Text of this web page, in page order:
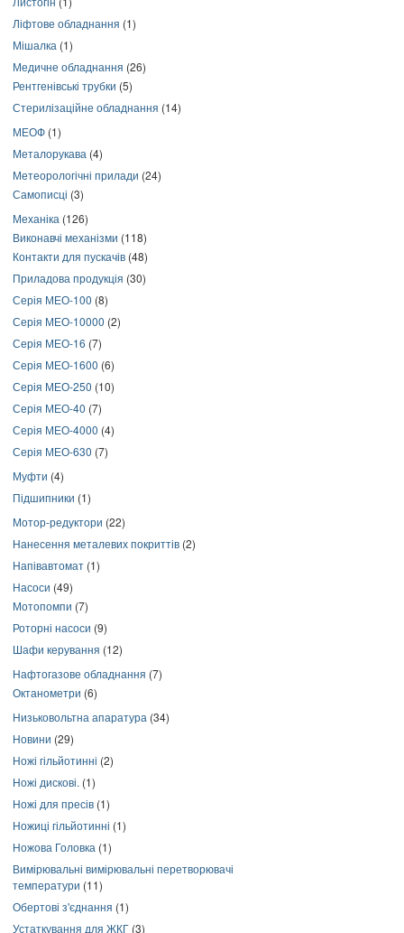
Ліфтове обладнання (1)
Мішалка (1)
Медичне обладнання (26)
Рентгенівські трубки (5)
Стерилізаційне обладнання (14)
МЕОФ (1)
Металорукава (4)
Метеорологічні прилади (24)
Самописці (3)
Механіка (126)
Виконавчі механізми (118)
Контакти для пускачів (48)
Приладова продукція (30)
Серія МЕО-100 (8)
Серія МЕО-10000 (2)
Серія МЕО-16 (7)
Серія МЕО-1600 (6)
Серія МЕО-250 (10)
Серія МЕО-40 (7)
Серія МЕО-4000 (4)
Серія МЕО-630 (7)
Муфти (4)
Підшипники (1)
Мотор-редуктори (22)
Нанесення металевих покриттів (2)
Напівавтомат (1)
Насоси (49)
Мотопомпи (7)
Роторні насоси (9)
Шафи керування (12)
Нафтогазове обладнання (7)
Октанометри (6)
Низьковольтна апаратура (34)
Новини (29)
Ножі гільйотинні (2)
Ножі дискові. (1)
Ножі для пресів (1)
Ножиці гільйотинні (1)
Ножова Головка (1)
Вимірювальні вимірювальні перетворювачі
температури (11)
Обертові з'єднання (1)
Устаткування для ЖКГ (3)